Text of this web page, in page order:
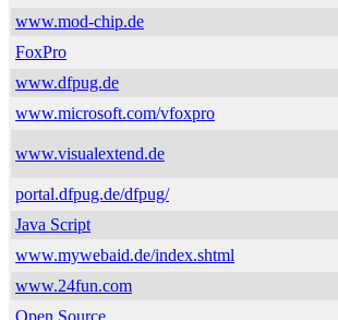
www.mod-chip.de
FoxPro
www.dfpug.de
www.microsoft.com/vfoxpro
www.visualextend.de
portal.dfpug.de/dfpug/
Java Script
www.mywebaid.de/index.shtml
www.24fun.com